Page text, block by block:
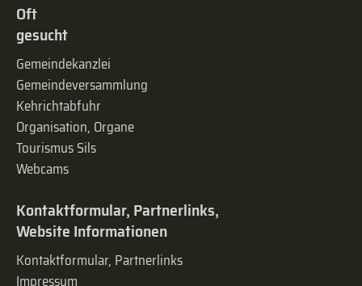
Oft
gesucht
Gemeindekanzlei
Gemeinde­versammlung
Kehrichtabfuhr
Organisation, Organe
Tourismus Sils
Webcams
Kontaktformular, Partnerlinks,
Website Informationen
Kontaktformular, Partnerlinks
Impressum